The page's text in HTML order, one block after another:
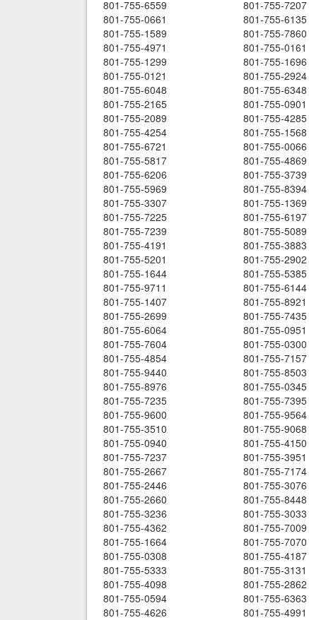
801-755-6559
801-755-7207
801-755-0661
801-755-6135
801-755-1589
801-755-7860
801-755-4971
801-755-0161
801-755-1299
801-755-1696
801-755-0121
801-755-2924
801-755-6048
801-755-6348
801-755-2165
801-755-0901
801-755-2089
801-755-4285
801-755-4254
801-755-1568
801-755-6721
801-755-0066
801-755-5817
801-755-4869
801-755-6206
801-755-3739
801-755-5969
801-755-8394
801-755-3307
801-755-1369
801-755-7225
801-755-6197
801-755-7239
801-755-5089
801-755-4191
801-755-3883
801-755-5201
801-755-2902
801-755-1644
801-755-5385
801-755-9711
801-755-6144
801-755-1407
801-755-8921
801-755-2699
801-755-7435
801-755-6064
801-755-0951
801-755-7604
801-755-0300
801-755-4854
801-755-7157
801-755-9440
801-755-8503
801-755-8976
801-755-0345
801-755-7235
801-755-7395
801-755-9600
801-755-9564
801-755-3510
801-755-9068
801-755-0940
801-755-4150
801-755-7237
801-755-3951
801-755-2667
801-755-7174
801-755-2446
801-755-3076
801-755-2660
801-755-8448
801-755-3236
801-755-3033
801-755-4362
801-755-7009
801-755-1664
801-755-7070
801-755-0308
801-755-4187
801-755-5333
801-755-3131
801-755-4098
801-755-2862
801-755-0594
801-755-6363
801-755-4626
801-755-4991